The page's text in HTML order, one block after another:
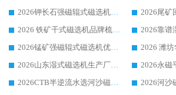
2026钾长石强磁辊式磁选机厂家推荐_华体会手机网页版-华体会(中国) 强磁磁选机价格
2026 铁矿干式磁选机品牌梳理 华体会手机网页版-华体会(中国) 厂家甄选要点
2026锰矿强磁辊式磁选机优选品牌_华体会手机网页版-华体会(中国) 专业厂家值得选择
2026山东湿式磁选机生产厂家推荐：华体会手机网页版-华体会(中国) ，深耕磁电领域十余载
2026CTB半逆流水选河沙磁选机哪家好_华体会手机网页版-华体会(中国) _值得信赖